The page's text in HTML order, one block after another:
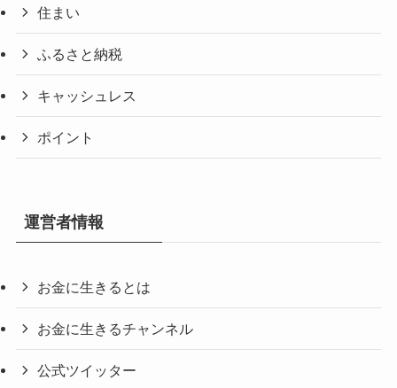
住まい
ふるさと納税
キャッシュレス
ポイント
運営者情報
お金に生きるとは
お金に生きるチャンネル
公式ツイッター